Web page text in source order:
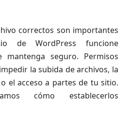
correctos son importantes
de WordPress funcione
mantenga seguro. Permisos
la subida de archivos, la
el acceso a partes de tu sitio.
cómo establecerlos